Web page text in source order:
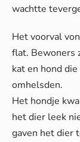
wachtte
Het voorval
flat. Bewoners
kat en hond
omhelsden.
Het hondje
het dier leek
gaven het dier